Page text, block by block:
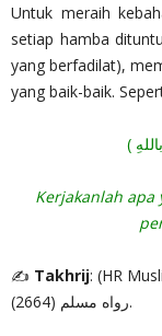
Untuk meraih
setiap hamba
yang berfadilat),
yang baik-baik.
Kerjakanlah
✍ Takhrij: (HR
رواه مسلم (2664).